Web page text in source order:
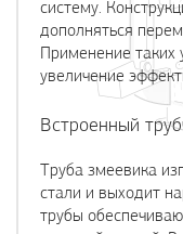
систему.
дополняться
Применение таких
увеличение
Встроенный
Труба змеевика
стали и выходит
трубы